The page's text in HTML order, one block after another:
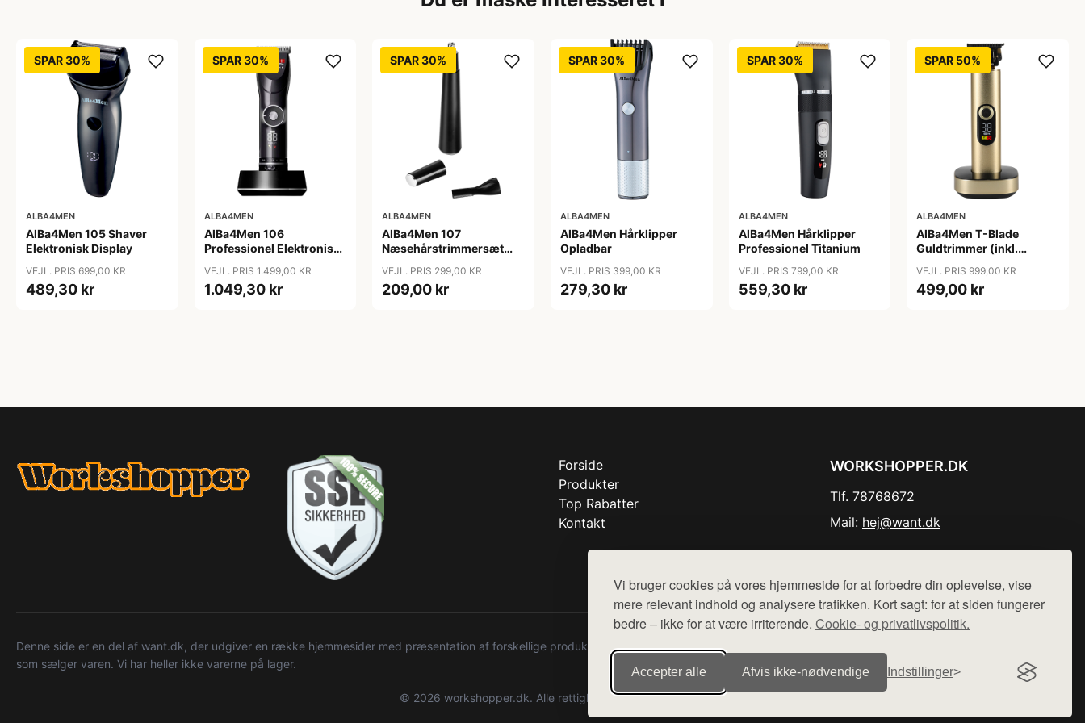
Vi bruger cookies på vores hjemmeside for at forbedre din oplevelse, vise
mere relevant indhold og analysere trafikken. Kort sagt: for at siden fungerer
bedre – ikke for at være irriterende. Cookie- og privatlivspolitik.
Accepter alle Afvis ikke‑nødvendige Indstillinger
SPAR 30%
ALBA4MEN
AlBa4Men 105 Shaver
Elektronisk Display
VEJL. PRIS 699,00 KR
489,30 kr
SPAR 30%
ALBA4MEN
AlBa4Men 106
Professionel Elektronisk
VEJL. PRIS 1.499,00 KR
1.049,30 kr
SPAR 30%
ALBA4MEN
AlBa4Men 107
Næsehårstrimmersæt
VEJL. PRIS 299,00 KR
209,00 kr
SPAR 30%
ALBA4MEN
AlBa4Men Hårklipper
Opladbar
VEJL. PRIS 399,00 KR
279,30 kr
SPAR 30%
ALBA4MEN
AlBa4Men Hårklipper
Professionel Titanium
VEJL. PRIS 799,00 KR
559,30 kr
SPAR 50%
ALBA4MEN
AlBa4Men T-Blade
Guldtrimmer (inkl.
VEJL. PRIS 999,00 KR
499,00 kr
Forside
Produkter
Top Rabatter
Kontakt
WORKSHOPPER.DK
Tlf. 78768672
Mail: hej@want.dk
Denne side er en del af want.dk, der udgiver en række hjemmesider med præsentation af forskellige produkter fra diverse webshops. Der sælges ikke varer fra denne side - vi henviser til de shops,
som sælger varen. Vi har heller ikke varerne på lager.
© 2026 workshopper.dk. Alle rettigheder forbeholdes.